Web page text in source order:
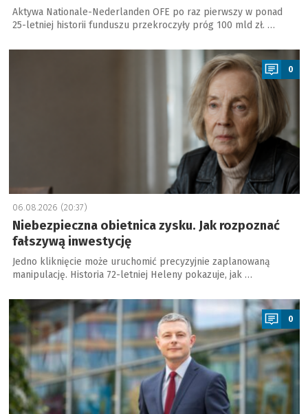
Aktywa Nationale-Nederlanden OFE po raz pierwszy w ponad
25-letniej historii funduszu przekroczyły próg 100 mld zł. …
a
0
06.08.2026 (20:37)
Niebezpieczna obietnica zysku. Jak rozpoznać
fałszywą inwestycję
Jedno kliknięcie może uruchomić precyzyjnie zaplanowaną
manipulację. Historia 72-letniej Heleny pokazuje, jak …
a
0